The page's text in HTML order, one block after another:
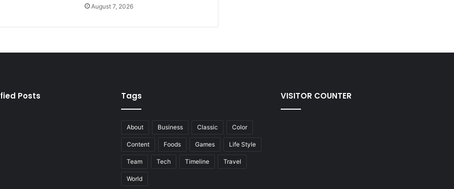
August 7, 2026
Posts Tags
About Business Classic Color
Content Foods Games Life Style
Team Tech Timeline Travel
World
VISITOR COUNTER